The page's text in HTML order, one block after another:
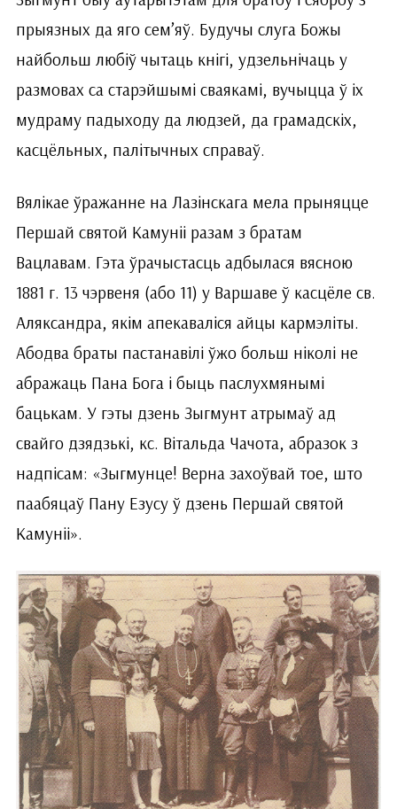
прыязных да яго сем’яў. Будучы слуга Божы
найбольш любіў чытаць кнігі, удзельнічаць у
размовах са старэйшымі сваякамі, вучыцца ў іх
мудраму падыходу да людзей, да грамадскіх,
касцёльных, палітычных справаў.
Вялікае ўражанне на Лазінскага мела прыняцце
Першай святой Камуніі разам з братам
Вацлавам. Гэта ўрачыстасць адбылася вясною
1881 г. 13 чэрвеня (або 11) у Варшаве ў касцёле св.
Аляксандра, якім апекаваліся айцы кармэліты.
Абодва браты пастанавілі ўжо больш ніколі не
абражаць Пана Бога і быць паслухмянымі
бацькам. У гэты дзень Зыгмунт атрымаў ад
свайго дзядзькі, кс. Вітальда Чачота, абразок з
надпісам: «Зыгмунце! Верна захоўвай тое, што
паабяцаў Пану Езусу ў дзень Першай святой
Камуніі».